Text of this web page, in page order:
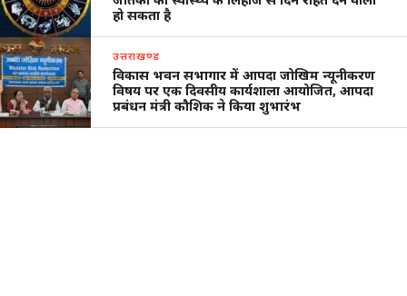
हो सकता है
उत्तराखण्ड
विकास भवन सभागार में आपदा जोखिम न्यूनीकरण
विषय पर एक दिवसीय कार्यशाला आयोजित, आपदा
प्रबंधन मंत्री कौशिक ने किया शुभारंभ